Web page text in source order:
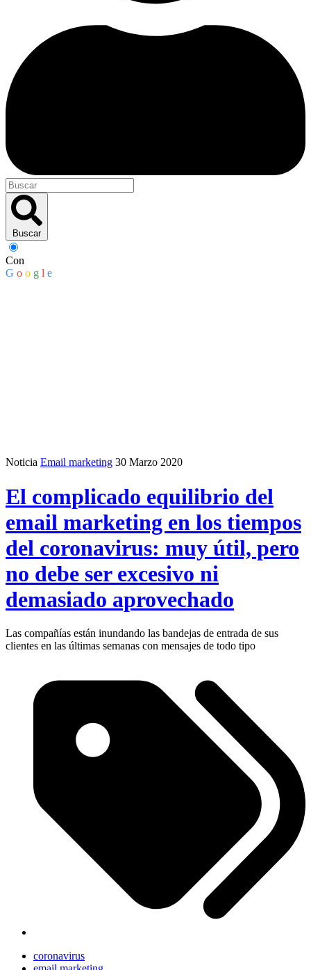
Buscar
Con
G o o g l e
Noticia Email marketing 30 Marzo 2020
El complicado equilibrio del
email marketing en los tiempos
del coronavirus: muy útil, pero
no debe ser excesivo ni
demasiado aprovechado
Las compañías están inundando las bandejas de entrada de sus
clientes en las últimas semanas con mensajes de todo tipo
coronavirus